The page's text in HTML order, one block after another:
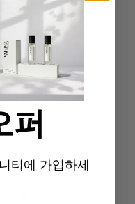
의 하우스 중 하나
미국으
싶게 만드는 향수
을 거둡니다. 노
들은 Raymond
퍼
티에 가입하세